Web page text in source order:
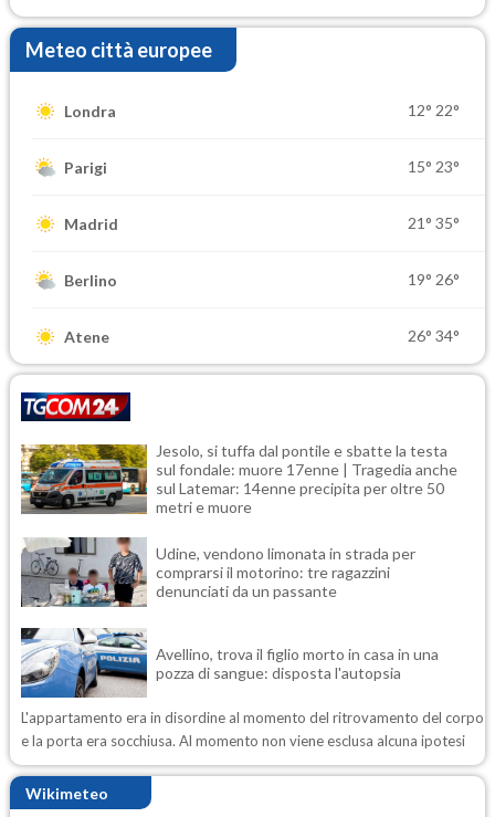
Meteo città europee
Londra 12° 22°
Parigi 15° 23°
Madrid 21° 35°
Berlino 19° 26°
Atene 26° 34°
Jesolo, si tuffa dal pontile e sbatte la testa
sul fondale: muore 17enne | Tragedia anche
sul Latemar: 14enne precipita per oltre 50
metri e muore
Udine, vendono limonata in strada per
comprarsi il motorino: tre ragazzini
denunciati da un passante
Avellino, trova il figlio morto in casa in una
pozza di sangue: disposta l'autopsia
L'appartamento era in disordine al momento del ritrovamento del corpo
e la porta era socchiusa. Al momento non viene esclusa alcuna ipotesi
Wikimeteo